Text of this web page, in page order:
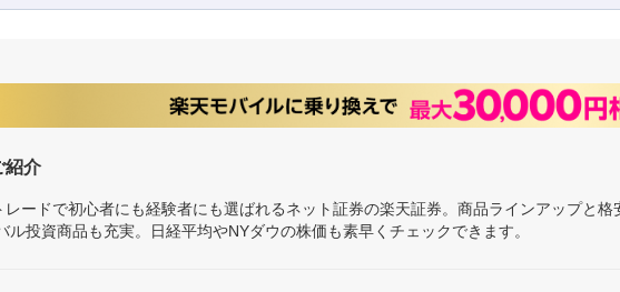
紹介
ードで初心者にも経験者にも選ばれるネット証券の楽天証券。商品ラインアップと
投資商品も充実。日経平均やNYダウの株価も素早くチェックできます。